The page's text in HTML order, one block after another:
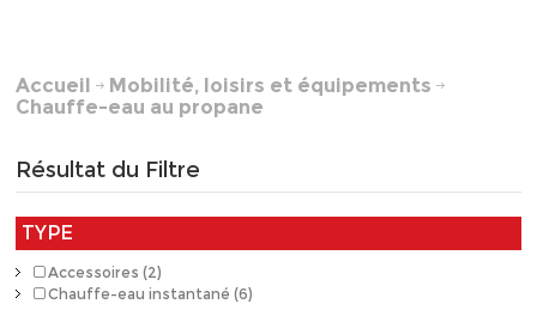
Accueil
Mobilité, loisirs et équipements
Chauffe-eau au propane
Résultat du Filtre
TYPE
Accessoires (2)
Chauffe-eau instantané (6)